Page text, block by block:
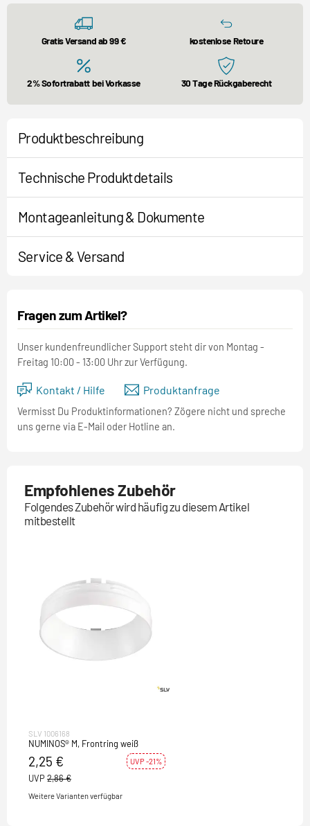
Gratis Versand ab 99 € kostenlose Retoure
2% Sofortrabatt bei Vorkasse 30 Tage Rückgaberecht
Produktbeschreibung
Technische Produktdetails
Montageanleitung & Dokumente
Service & Versand
Fragen zum Artikel?
Unser kundenfreundlicher Support steht dir von Montag -
Freitag 10:00 - 13:00 Uhr zur Verfügung.
Kontakt / Hilfe Produktanfrage
Vermisst Du Produktinformationen? Zögere nicht und spreche
uns gerne via E-Mail oder Hotline an.
Empfohlenes Zubehör
Folgendes Zubehör wird häufig zu diesem Artikel
mitbestellt
SLV 1006168
NUMINOS® M, Frontring weiß
2,25 € UVP -21%
UVP 2,86 €
Weitere Varianten verfügbar